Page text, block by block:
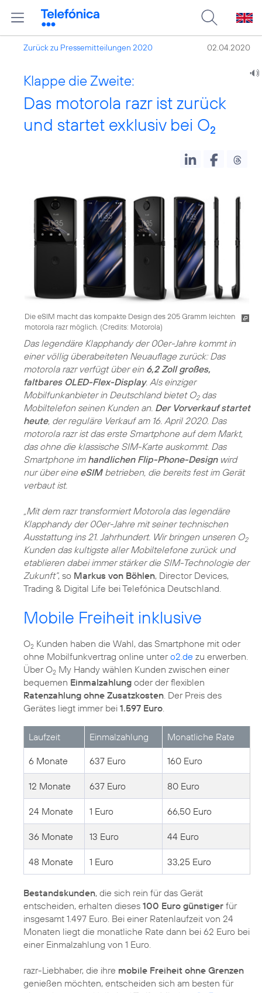
Zurück zu Pressemitteilungen 2020 02.04.2020
Klappe die Zweite:
Das motorola razr ist zurück
und startet exklusiv bei O2
Die eSIM macht das kompakte Design des 205 Gramm leichten
motorola razr möglich. (Credits: Motorola)
Das legendäre Klapphandy der 00er-Jahre kommt in
einer völlig überabeiteten Neuauflage zurück: Das
motorola razr verfügt über ein 6,2 Zoll großes,
faltbares OLED-Flex-Display. Als einziger
Mobilfunkanbieter in Deutschland bietet O2das
Mobiltelefon seinen Kunden an. Der Vorverkauf startet
heute, der reguläre Verkauf am 16. April 2020. Das
motorola razr ist das erste Smartphone auf dem Markt,
das ohne die klassische SIM-Karte auskommt. Das
Smartphone im handlichen Flip-Phone-Designwird
nur über eine eSIMbetrieben, die bereits fest im Gerät
verbaut ist.
„Mit dem razr transformiert Motorola das legendäre
Klapphandy der 00er-Jahre mit seiner technischen
Ausstattung ins 21. Jahrhundert. Wir bringen unseren O2
Kunden das kultigste aller Mobiltelefone zurück und
etablieren dabei immer stärker die SIM-Technologie der
Zukunft“, so Markus von Böhlen, Director Devices,
Trading & Digital Life bei Telefónica Deutschland.
Mobile Freiheit inklusive
O2 Kunden haben die Wahl, das Smartphone mit oder
ohne Mobilfunkvertrag online untero2.de zu erwerben.
Über O2 My Handy wählen Kunden zwischen einer
bequemen Einmalzahlung oder der flexiblen
Ratenzahlung ohne Zusatzkosten . Der Preis des
Gerätes liegt immer bei 1.597 Euro
Laufzeit Einmalzahlung Monatliche Rate
6 Monate 637 Euro 160 Euro
12 Monate 637 Euro 80 Euro
24 Monate 1 Euro 66,50 Euro
36 Monate 13 Euro 44 Euro
48 Monate 1 Euro 33,25 Euro
Bestandskunden, die sich rein für das Gerät
entscheiden, erhalten dieses 100 Euro günstiger für
insgesamt 1.497 Euro. Bei einer Ratenlaufzeit von 24
Monaten liegt die monatliche Rate dann bei 62 Euro bei
einer Einmalzahlung von 1 Euro.
razr-Liebhaber, die ihre mobile Freiheit ohne Grenzen
genießen möchten, entscheiden sich am besten für